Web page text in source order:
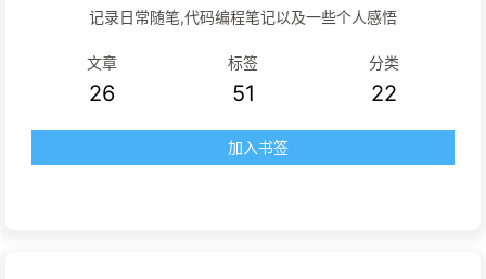
记录日常随笔,代码编程笔记以及一些个人感悟
文章
26
标签
51
分类
22
加入书签